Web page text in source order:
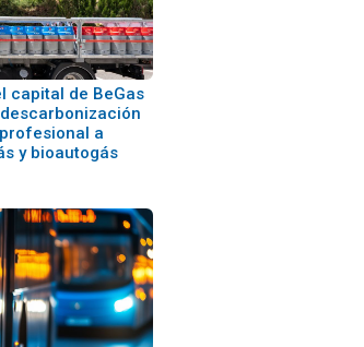
capital de BeGas
a
y bioautogás